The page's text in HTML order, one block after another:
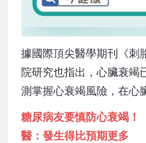
據國際頂尖醫學期刊《刺
院研究也指出，心臟衰竭
測掌握心衰竭風險，在心
糖尿病友要慎防心衰竭！
醫：發生得比預期更多